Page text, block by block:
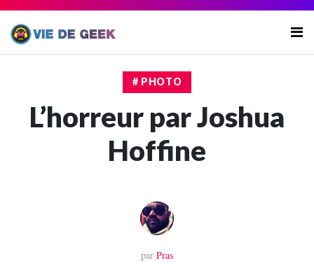
# PHOTO
L’horreur par Joshua
Hoffine
par Pras